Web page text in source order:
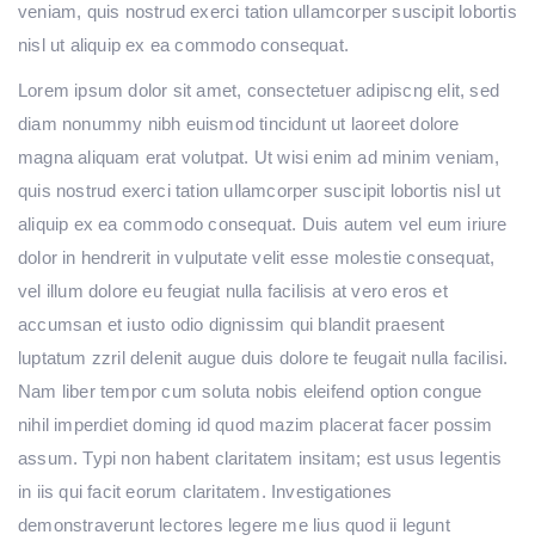
veniam, quis nostrud exerci tation ullamcorper suscipit lobortis
nisl ut aliquip ex ea commodo consequat.
Lorem ipsum dolor sit amet, consectetuer adipiscng elit, sed
diam nonummy nibh euismod tincidunt ut laoreet dolore
magna aliquam erat volutpat. Ut wisi enim ad minim veniam,
quis nostrud exerci tation ullamcorper suscipit lobortis nisl ut
aliquip ex ea commodo consequat. Duis autem vel eum iriure
dolor in hendrerit in vulputate velit esse molestie consequat,
vel illum dolore eu feugiat nulla facilisis at vero eros et
accumsan et iusto odio dignissim qui blandit praesent
luptatum zzril delenit augue duis dolore te feugait nulla facilisi.
Nam liber tempor cum soluta nobis eleifend option congue
nihil imperdiet doming id quod mazim placerat facer possim
assum. Typi non habent claritatem insitam; est usus legentis
in iis qui facit eorum claritatem. Investigationes
demonstraverunt lectores legere me lius quod ii legunt